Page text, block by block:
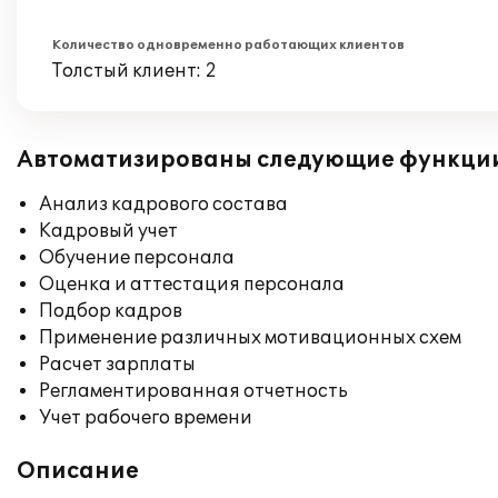
Количество одновременно работающих клиентов
Толстый клиент: 2
Автоматизированы следующие
Анализ кадрового состава
Кадровый учет
Обучение персонала
Оценка и аттестация персонала
Подбор кадров
Применение различных мотивационных схем
Расчет зарплаты
Регламентированная отчетность
Учет рабочего времени
Описание